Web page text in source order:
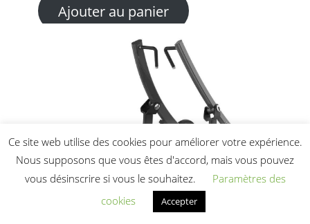
Ajouter au panier
Ce site web utilise des cookies pour améliorer votre expérience.
Nous supposons que vous êtes d'accord, mais vous pouvez
vous désinscrire si vous le souhaitez.
Paramètres des
cookies
Accepter